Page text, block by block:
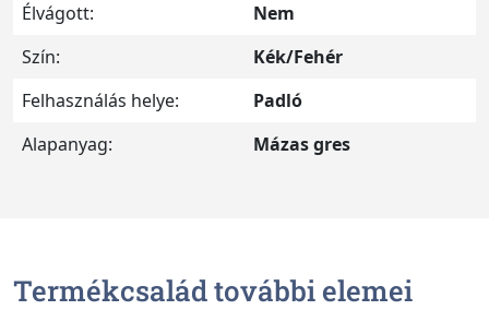
Élvágott:
Nem
Szín:
Kék/Fehér
Felhasználás helye:
Padló
Alapanyag:
Mázas gres
Termékcsalád további elemei